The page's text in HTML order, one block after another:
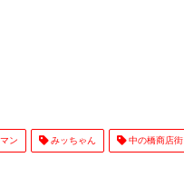
ン みッちゃん 中の橋商店街